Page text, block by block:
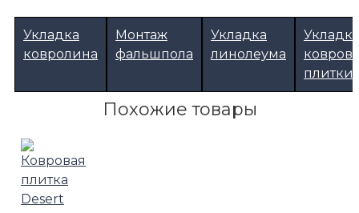
Укладка
ковролина
Монтаж
фальшпола
Укладка
линолеума
Укладка
плитки
Похожие товары